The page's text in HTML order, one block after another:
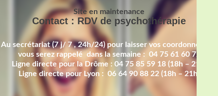
Site en maintenance
Contact : RDV de psychothérapie
Au secrétariat (7 j/ 7 , 24h/24) pour laisser vos coordonnées et
vous serez rappelé dans la semaine : 04 75 61 60 72
Ligne directe pour la Drôme : 04 75 85 59 18 (18h – 21h)
Ligne directe pour Lyon : 06 64 90 88 22 (18h – 21h)